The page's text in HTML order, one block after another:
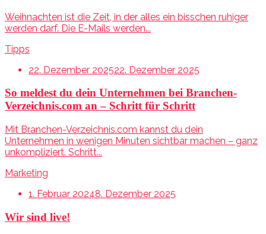
Weihnachten ist die Zeit, in der alles ein bisschen ruhiger
werden darf. Die E-Mails werden...
Tipps
22. Dezember 202522. Dezember 2025
So meldest du dein Unternehmen bei Branchen-
Verzeichnis.com an – Schritt für Schritt
Mit Branchen-Verzeichnis.com kannst du dein
Unternehmen in wenigen Minuten sichtbar machen – ganz
unkompliziert. Schritt...
Marketing
1. Februar 20248. Dezember 2025
Wir sind live!